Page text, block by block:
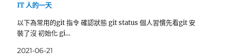
IT 人的一天
以下為常用的git 指令 確認狀態 git status 個人習慣先看git 安
裝了沒 初始化 gi…
2021-06-21